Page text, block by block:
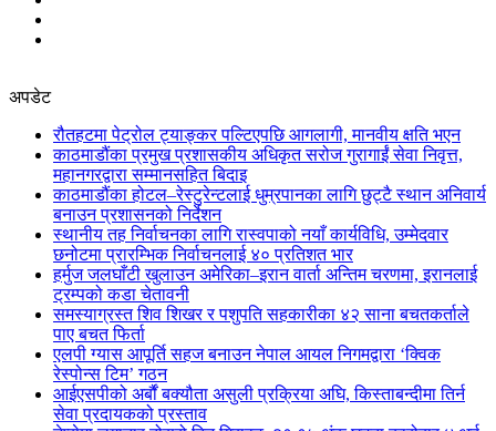
अपडेट
रौतहटमा पेट्रोल ट्याङ्कर पल्टिएपछि आगलागी, मानवीय क्षति भएन
काठमाडौंका प्रमुख प्रशासकीय अधिकृत सरोज गुरागाईं सेवा निवृत्त,
महानगरद्वारा सम्मानसहित बिदाइ
काठमाडौंका होटल–रेस्टुरेन्टलाई धुम्रपानका लागि छुट्टै स्थान अनिवार्य
बनाउन प्रशासनको निर्देशन
स्थानीय तह निर्वाचनका लागि रास्वपाको नयाँ कार्यविधि, उम्मेदवार
छनोटमा प्रारम्भिक निर्वाचनलाई ४० प्रतिशत भार
हर्मुज जलघाँटी खुलाउन अमेरिका–इरान वार्ता अन्तिम चरणमा, इरानलाई
ट्रम्पको कडा चेतावनी
समस्याग्रस्त शिव शिखर र पशुपति सहकारीका ४२ साना बचतकर्ताले
पाए बचत फिर्ता
एलपी ग्यास आपूर्ति सहज बनाउन नेपाल आयल निगमद्वारा ‘क्विक
रेस्पोन्स टिम’ गठन
आईएसपीको अर्बौं बक्यौता असुली प्रक्रिया अघि, किस्ताबन्दीमा तिर्न
सेवा प्रदायकको प्रस्ताव